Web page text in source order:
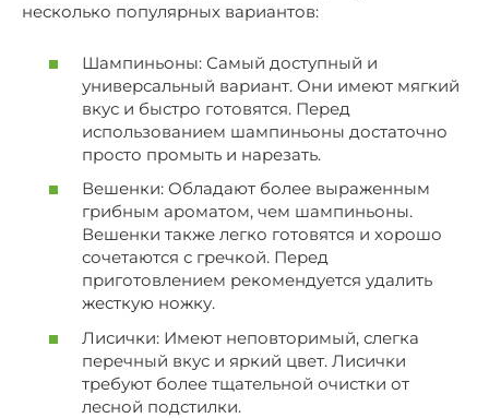
несколько популярных вариантов:
Шампиньоны: Самый доступный и
универсальный вариант. Они имеют мягкий
вкус и быстро готовятся. Перед
использованием шампиньоны достаточно
просто промыть и нарезать.
Вешенки: Обладают более выраженным
грибным ароматом, чем шампиньоны.
Вешенки также легко готовятся и хорошо
сочетаются с гречкой. Перед
приготовлением рекомендуется удалить
жесткую ножку.
Лисички: Имеют неповторимый, слегка
перечный вкус и яркий цвет. Лисички
требуют более тщательной очистки от
лесной подстилки.